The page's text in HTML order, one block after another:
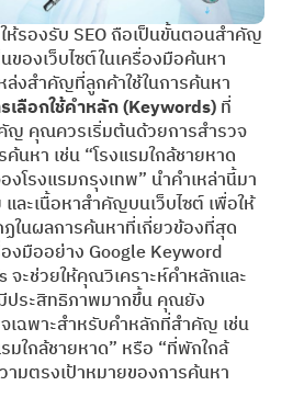
ห้รองรับ SEO ถือเป็นขั้นตอนสำคัญ
ของเว็บไซต์ในเครื่องมือค้นหา
ล่งสำคัญที่ลูกค้าใช้ในการค้นหา
เลือกใช้คำหลัก (Keywords)ที่
ญ คุณควรเริ่มต้นด้วยการสำรวจ
นหา เช่น “โรงแรมใกล้ชายหาด
โรงแรมกรุงเทพ” นำคำเหล่านี้มา
ละเนื้อหาสำคัญบนเว็บไซต์ เพื่อให้
ในผลการค้นหาที่เกี่ยวข้องที่สุด
งมืออย่าง Google Keyword
จะช่วยให้คุณวิเคราะห์คำหลักและ
ประสิทธิภาพมากขึ้น คุณยัง
เฉพาะสำหรับคำหลักที่สำคัญ เช่น
มใกล้ชายหาด” หรือ “ที่พักใกล้
มตรงเป้าหมายของการค้นหา